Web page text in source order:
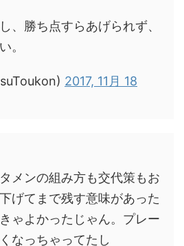
、勝ち点すらあげられず、
。
2017, 11月 18
メンの組み方も交代策もお
げてまで残す意味があった
ゃよかったじゃん。プレー
なっちゃってたし